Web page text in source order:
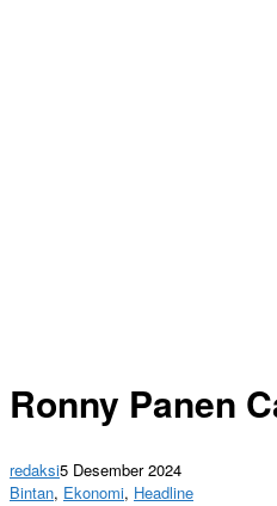
Ronny Panen
redaksi5 Desember 2024
Bintan, Ekonomi, Headline